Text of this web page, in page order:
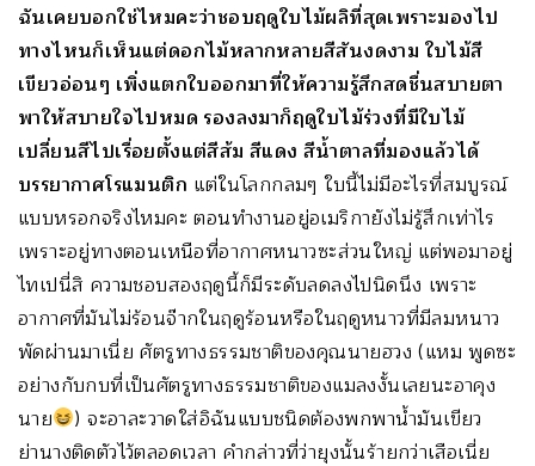
ฉันเคยบอกใช่ไหมคะว่าชอบฤดูใบไม้ผลิที่สุดเพราะมองไป
ทางไหนก็เห็นแต่ดอกไม้หลากหลายสีสันงดงาม ใบไม้สี
เขียวอ่อนๆ เพิ่งแตกใบออกมาที่ให้ความรู้สึกสดชื่นสบายตา
พาให้สบายใจไปหมด รองลงมาก็ฤดูใบไม้ร่วงที่มีใบไม้
เปลี่ยนสีไปเรื่อยตั้งแต่สีส้ม สีแดง สีน้ำตาลที่มองแล้วได้
บรรยากาศโรแมนติก แต่ในโลกกลมๆ ใบนี้ไม่มีอะไรที่สมบูรณ์
แบบหรอกจริงไหมคะ ตอนทำงานอยู่อเมริกายังไม่รู้สึกเท่าไร
เพราะอยู่ทางตอนเหนือที่อากาศหนาวซะส่วนใหญ่ แต่พอมาอยู่
ไทเปนี่สิ ความชอบสองฤดูนี้ก็มีระดับลดลงไปนิดนึง เพราะ
อากาศที่มันไม่ร้อนจ๊ากในฤดูร้อนหรือในฤดูหนาวที่มีลมหนาว
พัดผ่านมาเนี่ย ศัตรูทางธรรมชาติของคุณนายฮวง (แหม พูดซะ
อย่างกับกบที่เป็นศัตรูทางธรรมชาติของแมลงงั้นเลยนะอาคุง
นาย
) จะอาละวาดใส่อิฉันแบบชนิดต้องพกพาน้ำมันเขียว
ย่านางติดตัวไว้ตลอดเวลา คำกล่าวที่ว่ายุงนั้นร้ายกว่าเสือเนี่ย